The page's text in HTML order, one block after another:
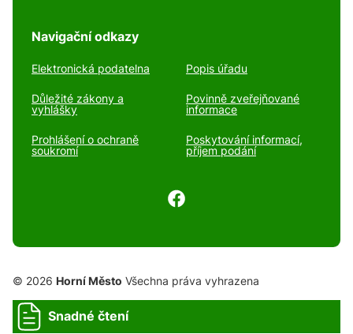
Navigační odkazy
Elektronická podatelna Popis úřadu
Důležité zákony a
vyhlášky
Povinně zveřejňované
informace
Prohlášení o ochraně
soukromí
Poskytování informací,
příjem podání
© 2026 Horní Město Všechna práva vyhrazena
Snadné čtení